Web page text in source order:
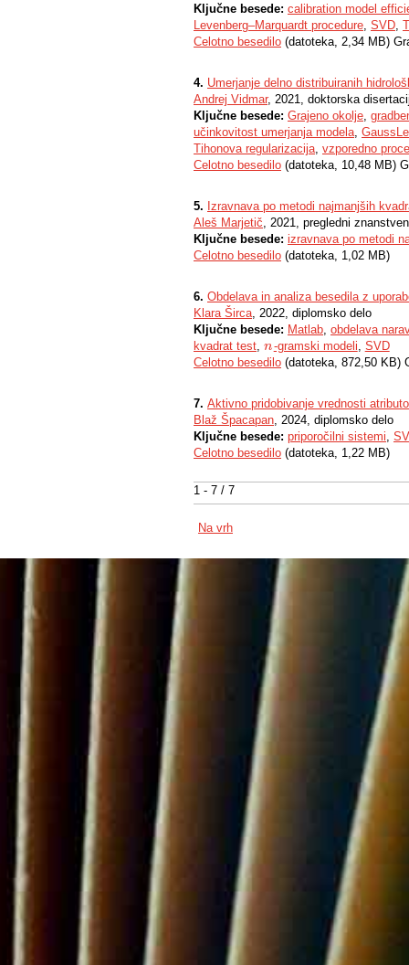
1 - 7 / 7
Ključne besede: calibration model
Levenberg–Marquardt procedure, SVD,
Celotno besedilo (datoteka, 2,34 MB)
4. Umerjanje delno distribuiranih
Andrej Vidmar, 2021, doktorska
Ključne besede: Grajeno okolje,
učinkovitost umerjanja modela,
Tihonova regularizacija, vzporedno
Celotno besedilo (datoteka, 10,48 MB)
5. Izravnava po metodi najmanjših
Aleš Marjetič, 2021, pregledni
Ključne besede: izravnava po metodi
Celotno besedilo (datoteka, 1,02 MB)
6. Obdelava in analiza besedila z
Klara Širca, 2022, diplomsko delo
Ključne besede: Matlab, obdelava
kvadrat test, n
n -gramski modeli, SVD
Celotno besedilo (datoteka, 872,50 KB)
7. Aktivno pridobivanje vrednosti
Blaž Špacapan, 2024, diplomsko delo
Ključne besede: priporočilni sistemi,
Celotno besedilo (datoteka, 1,22 MB)
Na vrh